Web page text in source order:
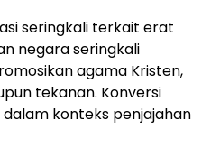
seringkali terkait erat
negara seringkali
agama Kristen,
tekanan. Konversi
konteks penjajahan